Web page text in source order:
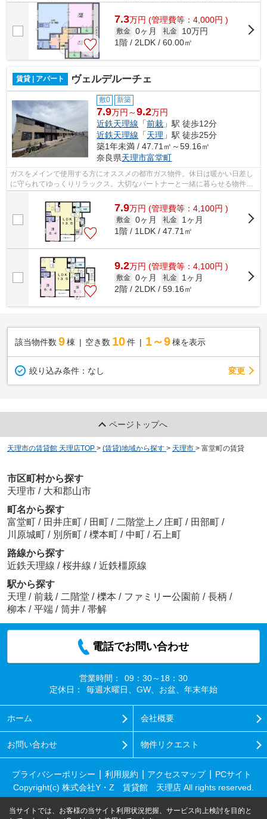
お洒落な女性におすすめ。朝シャンも...
7.3万円 (管理費等：4,000円 )
敷金 0ヶ月 礼金
10万円
1階 / 2LDK / 60.00㎡
賃貸 | アパート ヴェルデルーチェ
敷0 新築
7.9万円～9.2万円
近鉄天理線 「前栽 」駅 徒歩12分
近鉄天理線 「天理 」駅 徒歩25分
築1年未満 / 47.71㎡～59.16㎡
奈良県天理市富堂町
ガスをメインで使用する方にオススメの都市ガス物件。休日は暖かい日差し
に守られてゆっくりリラックス。大切なパートナーと一緒に暮らせる物件で
す。マンションの防音性にも優れたフ...
7.9万円 (管理費等：4,100円 )
敷金 0ヶ月 礼金
1ヶ月
1階 / 1LDK / 47.71㎡
9.2万円 (管理費等：4,100円 )
敷金 0ヶ月 礼金
1ヶ月
2階 / 2LDK / 59.16㎡
該当物件数 9棟 空き数 10 件 1～9 棟を表示
絞り込み条件： なし 変更
ページトップへ
天理市の賃貸館 天理店TOP > (賃貸)地域から探す > 天理市 > 富堂町の賃貸
市区町村から探す
天理市 / 大和郡山市
町名から探す
富堂町 / 田井庄町 / 田町 / 二階堂上ノ庄町 / 田部町 /
川原城町 / 別所町 / 櫟本町 / 中町 / 石上町
路線から探す
近鉄天理線 / 桜井線 / 近鉄橿原線
駅から探す
天理 / 前栽 / 二階堂 / 櫟本 / ファミリー公園前 / 長柄 /
柳本 / 平端 / 筒井 / 帯解
電話でお問い合わせ
営業時間：
09：30～18：30
定休日：
毎週水曜日、GW、お盆、年末年始
ホーム 会社概要
お問い合わせ 物件リクエスト
プライバシーポリシー 利用規約 アクセスマップ
PCサイト
Copyright(c) 株式会社Y・Z 賃貸館 天理店 All rights reserved.
当サイトでは、お客様の当サイト利用状況把握、サービス向上検討を目的と